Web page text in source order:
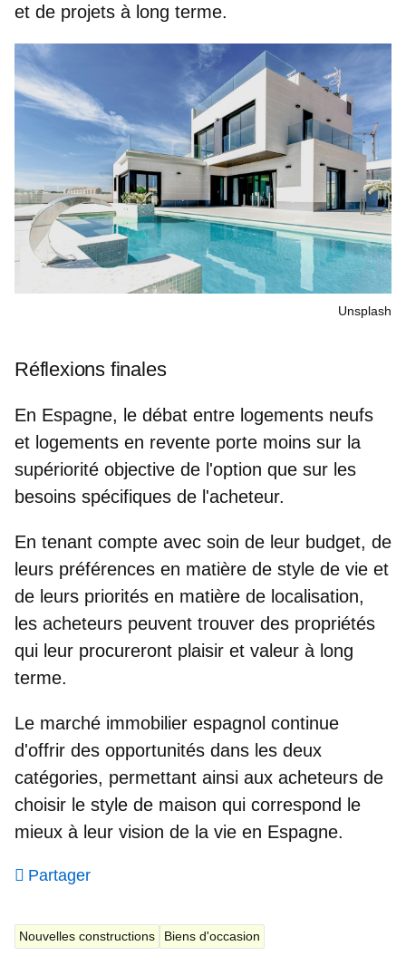
et de projets à long terme.
Unsplash
Réflexions finales
En Espagne, le débat entre logements neufs
et logements en revente porte moins sur la
supériorité objective de l'option que sur les
besoins spécifiques de l'acheteur.
En tenant compte avec soin de leur budget, de
leurs préférences en matière de style de vie et
de leurs priorités en matière de localisation,
les acheteurs peuvent trouver des propriétés
qui leur procureront plaisir et valeur à long
terme.
Le marché immobilier espagnol continue
d'offrir des opportunités dans les deux
catégories, permettant ainsi aux acheteurs de
choisir le style de maison qui correspond le
mieux à leur vision de la vie en Espagne.
Partager
Nouvelles constructions Biens d'occasion